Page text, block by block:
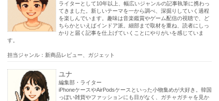
ライターとして10年以上、幅広いジャンルの記事執筆に携わっ
てきました。新しいテーマを一から調べ、深掘りしていく過程
を楽しんでいます。趣味は音楽鑑賞やゲーム配信の視聴で、ど
ちらかといえばインドア派。細部まで取材を重ね、読者にしっ
かりと届く記事を仕上げていくことにやりがいを感じていま
す。
担当ジャンル：新商品レビュー、ガジェット
ユナ
編集部・ライター
iPhoneケースやAirPodsケースといった小物集めが大好き。韓国
っぽい雑貨やファッションにも目がなく、ガチャガチャを見か